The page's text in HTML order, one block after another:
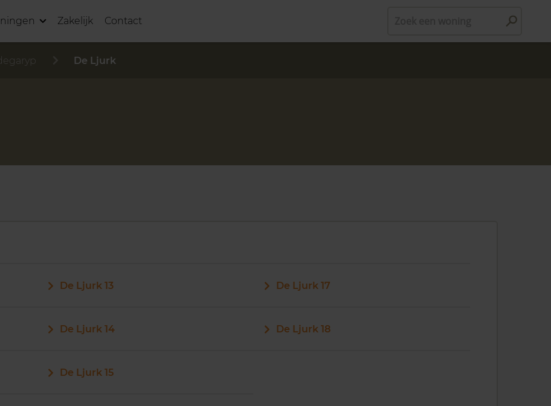
Zakelijk Contact
De Ljurk
De Ljurk 13
De Ljurk 14
De Ljurk 15
De Ljurk 17
De Ljurk 18